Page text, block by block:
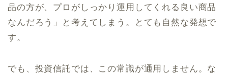
品の方が、プロがしっかり運用してくれる良い商品
なんだろう」と考えてしまう。とても自然な発想で
す。
でも、投資信託では、この常識が通用しません。な